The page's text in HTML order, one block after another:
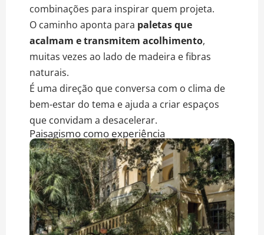
combinações para inspirar quem projeta.
O caminho aponta para paletas que
acalmam e transmitem acolhimento,
muitas vezes ao lado de madeira e fibras
naturais.
É uma direção que conversa com o clima de
bem-estar do tema e ajuda a criar espaços
que convidam a desacelerar.
Paisagismo como experiência